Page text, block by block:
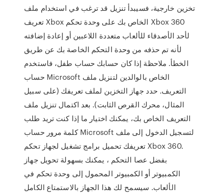
تخزين خارجية، فسيبدأ تنزيل قد ترغب في استخدام ملف
تعريف Xbox الخاص بك على وحدة تحكم Xbox 360
لأحد الأصدقاء للألعاب متعددة اللاعبين أو إعادة إضافته
لأنه تم حذفه من وحدة التحكم الخاصة بك عن طريق
الخطأ. ملاحظة إذا كان حسابك حساب طفل، فاستخدم
حساب Microsoft الخاص بالوالدين لتنزيل ملف
التعريف. حدد جهاز التخزين لملف تعريفك (على سبيل
المثال، محرك القرص الثابت). بعد اكتمال تنزيل ملف
التعريف الخاص بك، يمكنك اختيار ما إذا كنت تريد طلب
كلمة مرور حساب Microsoft لتسجيل الدخول إلى ملف
تعريفك تحميل برامج تشغيل لجهاز تحكم Xbox 360.
بفضل عصا التحكم ، يمكنك بسهولة تحويل جهاز
الكمبيوتر أو الكمبيوتر المحمول إلى وحدة تحكم في
الألعاب. سيسمح لك هذا الجهاز بالاستمتاع الكامل